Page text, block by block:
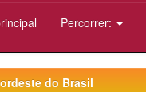
Percorrer:
do Brasil